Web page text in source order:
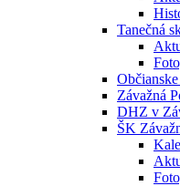
Tanečná
Závažná
DHZ v
ŠK